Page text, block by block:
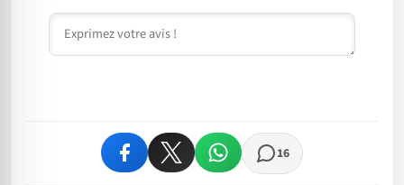
Commentaire
16